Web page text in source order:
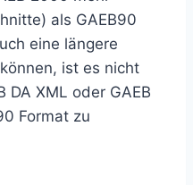
als GAEB90
eine längere
ist es nicht
DA XML oder GAEB
Format zu